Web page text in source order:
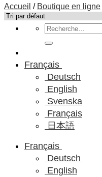
Recherche
pour :
Français
Deutsch
English
Svenska
Français
日本語
Français
Deutsch
English
Accueil / Boutique en ligne